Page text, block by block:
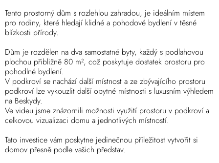
Tento prostorný dům s rozlehlou zahradou, je ideálním místem
pro rodiny, které hledají klidné a pohodové bydlení v těsné
blízkosti přírody.
Dům je rozdělen na dva samostatné byty, každý s podlahovou
plochou přibližně 80 m², což poskytuje dostatek prostoru pro
pohodlné bydlení.
V podkroví se nachází další místnost a ze zbývajícího prostoru
podkroví lze vykouzlit další obytné místnosti s luxusním výhledem
na Beskydy.
Ve videu jsme znázornili možnosti využití prostoru v podkroví a
celkovou vizualizaci domu a jednotlivých místností.
Tato investice vám poskytne jedinečnou příležitost vytvořit si
domov přesně podle vašich představ.